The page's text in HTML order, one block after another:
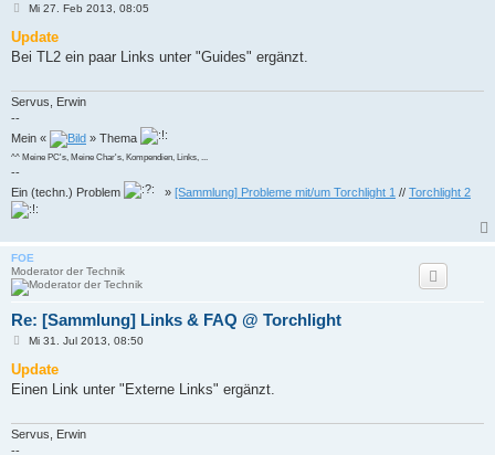
B
i
t
r
Mi 27. Feb 2013, 08:05
Update
Bei TL2 ein paar Links unter "Guides" ergänzt.
Servus, Erwin
--
Mein «
» Thema
^^ Meine PC's, Meine Char's, Kompendien, Links, ...
--
Ein (techn.) Problem
» [Sammlung] Probleme mit/um Torchlight 1 // Torchlight 2
FOE
Moderator der Technik
Re: [Sammlung] Links & FAQ @ Torchlight
B
i
t
r
Mi 31. Jul 2013, 08:50
Update
Einen Link unter "Externe Links" ergänzt.
Servus, Erwin
--